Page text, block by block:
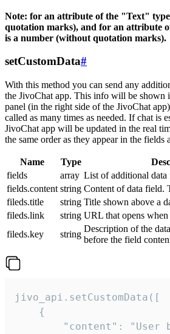
Note: for an attribute of the "Text"
quotation marks), and for an attribute
is a number (without quotation marks).
setCustomData#
With this method you can send any
the JivoChat app. This info will be shown
panel (in the right side of the JivoChat
called as many times as needed. If chat is
JivoChat app will be updated in the real
the same order as they appear in the fields
Name Type
fields
array List of additional data
fields.content string Content of data field.
fileds.title
string Title shown above a
fileds.link
string URL that opens
fileds.key
string
Description of the
before the field
jivo_api.setCustomData([
    {
"content": "User